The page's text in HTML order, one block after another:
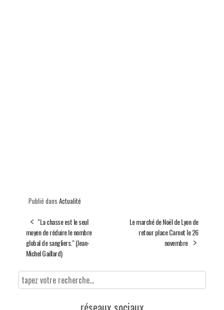
Publié dans Actualité
"La chasse est le seul
moyen de réduire le nombre
global de sangliers." (Jean-
Michel Gaillard)
Le marché de Noël de Lyon de
retour place Carnot le 26
novembre